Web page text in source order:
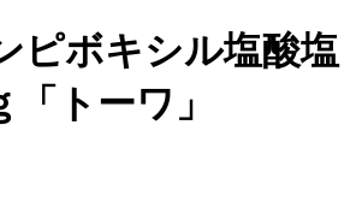
ピボキシル塩酸塩
トーワ」